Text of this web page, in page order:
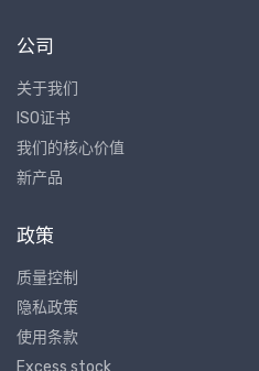
公司
关于我们
ISO证书
我们的核心价值
新产品
政策
质量控制
隐私政策
使用条款